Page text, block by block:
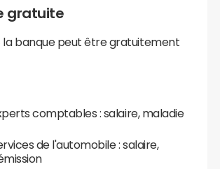
gratuite
la banque peut être gratuitement
comptables : salaire, maladie
de l'automobile : salaire,